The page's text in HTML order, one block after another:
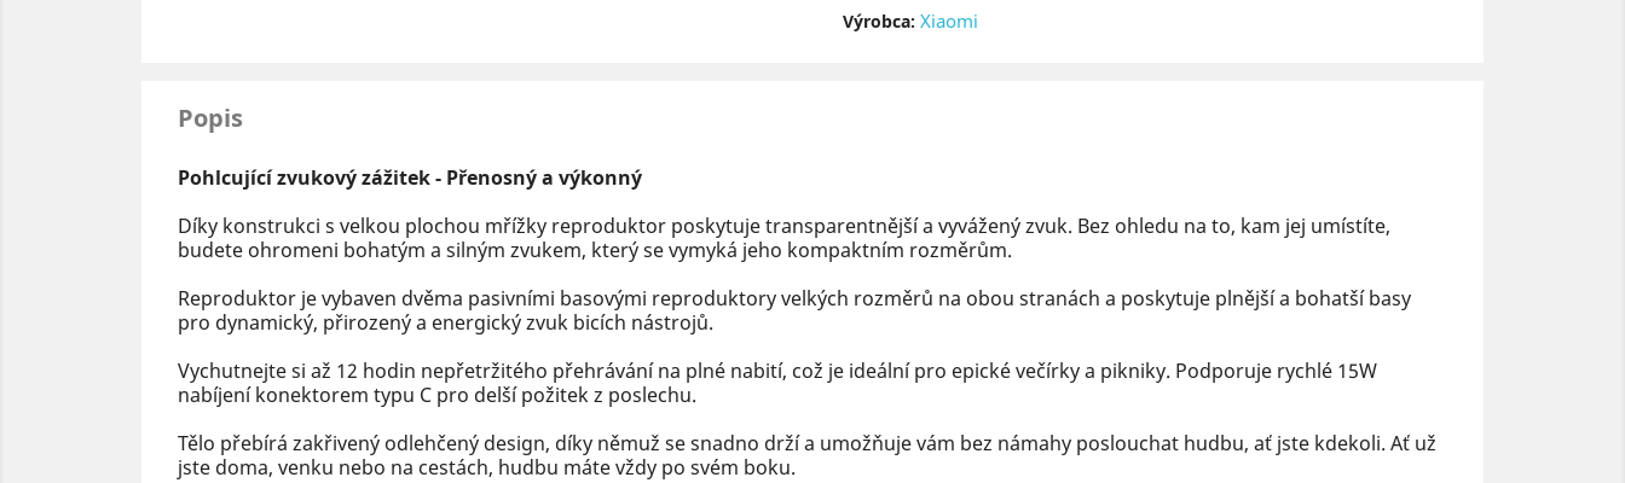
Výrobca: Xiaomi
Popis
Pohlcující zvukový zážitek - Přenosný a výkonný
Díky konstrukci s velkou plochou mřížky reproduktor poskytuje transparentnější a vyvážený zvuk. Bez ohledu na to, kam jej umístíte,
budete ohromeni bohatým a silným zvukem, který se vymyká jeho kompaktním rozměrům.
Reproduktor je vybaven dvěma pasivními basovými reproduktory velkých rozměrů na obou stranách a poskytuje plnější a bohatší basy
pro dynamický, přirozený a energický zvuk bicích nástrojů.
Vychutnejte si až 12 hodin nepřetržitého přehrávání na plné nabití, což je ideální pro epické večírky a pikniky. Podporuje rychlé 15W
nabíjení konektorem typu C pro delší požitek z poslechu.
Tělo přebírá zakřivený odlehčený design, díky němuž se snadno drží a umožňuje vám bez námahy poslouchat hudbu, ať jste kdekoli. Ať už
jste doma, venku nebo na cestách, hudbu máte vždy po svém boku.